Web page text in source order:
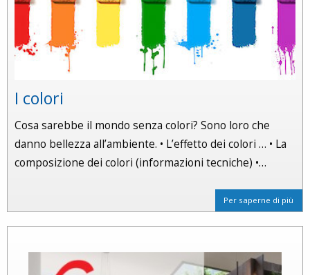
I colori
Cosa sarebbe il mondo senza colori? Sono loro che
danno bellezza all’ambiente. • L’effetto dei colori … • La
composizione dei colori (informazioni tecniche) •…
Per saperne di più